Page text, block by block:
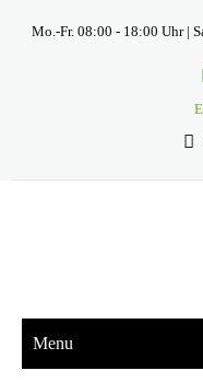
Mo.-Fr. 08:00 - 18:00 Uhr |
Menu